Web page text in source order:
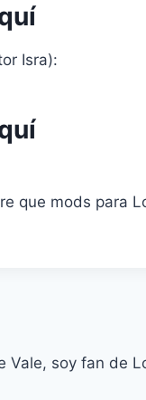
Isra):
que mods para
Vale, soy fan de